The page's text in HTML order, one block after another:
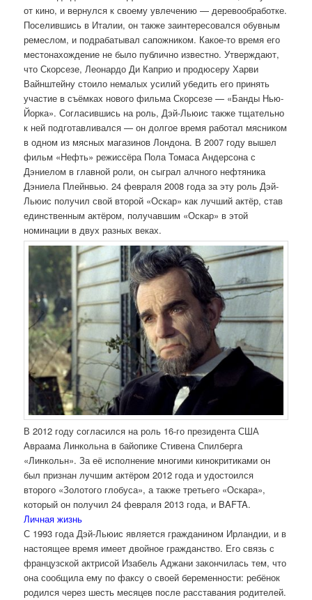
от кино, и вернулся к своему увлечению — деревообработке.
Поселившись в Италии, он также заинтересовался обувным
ремеслом, и подрабатывал сапожником. Какое-то время его
местонахождение не было публично известно. Утверждают,
что Скорсезе, Леонардо Ди Каприо и продюсеру Харви
Вайнштейну стоило немалых усилий убедить его принять
участие в съёмках нового фильма Скорсезе — «Банды Нью-
Йорка». Согласившись на роль, Дэй-Льюис также тщательно
к ней подготавливался — он долгое время работал мясником
в одном из мясных магазинов Лондона. В 2007 году вышел
фильм «Нефть» режиссёра Пола Томаса Андерсона с
Дэниелом в главной роли, он сыграл алчного нефтяника
Дэниела Плейнвью. 24 февраля 2008 года за эту роль Дэй-
Льюис получил свой второй «Оскар» как лучший актёр, став
единственным актёром, получавшим «Оскар» в этой
номинации в двух разных веках.
В 2012 году согласился на роль 16-го президента США
Авраама Линкольна в байопике Стивена Спилберга
«Линкольн». За её исполнение многими кинокритиками он
был признан лучшим актёром 2012 года и удостоился
второго «Золотого глобуса», а также третьего «Оскара»,
который он получил 24 февраля 2013 года, и BAFTA.
Личная жизнь
С 1993 года Дэй-Льюис является гражданином Ирландии, и в
настоящее время имеет двойное гражданство. Его связь с
французской актрисой Изабель Аджани закончилась тем, что
она сообщила ему по факсу о своей беременности: ребёнок
родился через шесть месяцев после расставания родителей.